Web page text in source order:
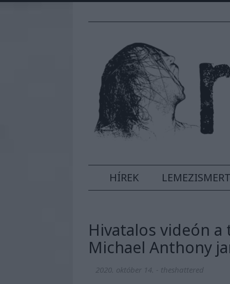
HÍREK
Hivatalos videón a
Michael Anthony
2020. október 14. - theshattered